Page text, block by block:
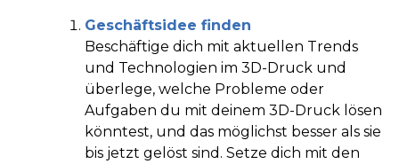
Geschäftsidee finden
Beschäftige dich mit aktuellen Trends
und Technologien im 3D-Druck und
überlege, welche Probleme oder
Aufgaben du mit deinem 3D-Druck lösen
könntest, und das möglichst besser als sie
bis jetzt gelöst sind. Setze dich mit den